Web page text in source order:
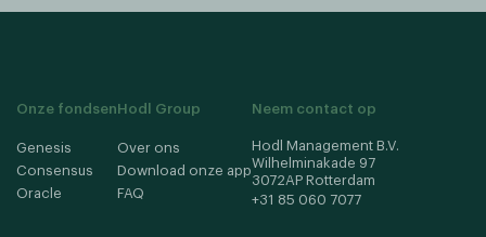
Onze fondsen
Genesis
Consensus
Oracle
Hodl Group
Over ons
Download onze app
FAQ
Neem contact op
Hodl Management B.V.
Wilhelminakade 97
3072AP Rotterdam
+31 85 060 7077